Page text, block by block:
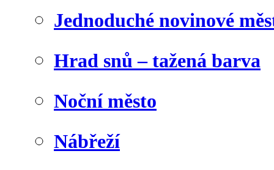
Jednoduché novinové
Hrad snů – tažená barva
Noční město
Nábřeží